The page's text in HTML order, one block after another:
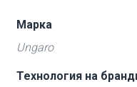
Марка
Ungaro
Технология на